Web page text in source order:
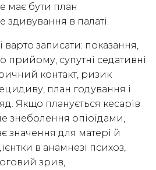
має бути план
в палаті.
записати: показання,
прийому, супутні седативні
контакт, ризик
план годування і
Якщо планується кесарів
знеболення опіоїдами,
значення для матері й
в анамнезі психоз,
зрив,